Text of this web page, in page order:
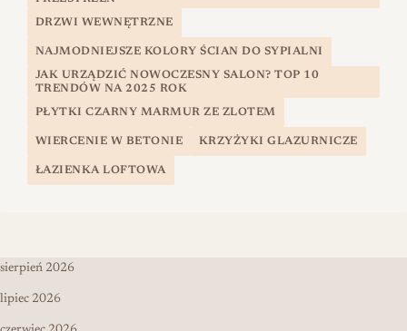
DRZWI WEWNĘTRZNE
NAJMODNIEJSZE KOLORY ŚCIAN DO SYPIALNI
JAK URZĄDZIĆ NOWOCZESNY SALON? TOP 10
TRENDÓW NA 2025 ROK
PŁYTKI CZARNY MARMUR ZE ZLOTEM
WIERCENIE W BETONIE KRZYŻYKI GLAZURNICZE
ŁAZIENKA LOFTOWA
sierpień 2026
lipiec 2026